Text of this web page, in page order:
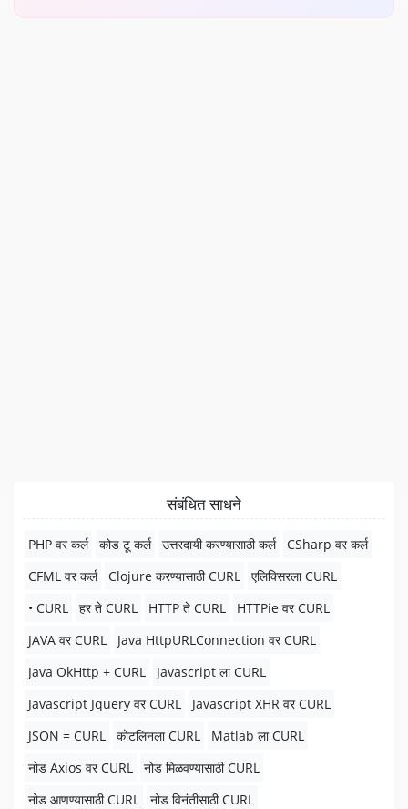
संबंधित साधने
PHP वर कर्ल कोड टू कर्ल उत्तरदायी करण्यासाठी कर्ल
CSharp वर कर्ल
CFML वर कर्ल
Clojure करण्यासाठी CURL
एलिक्सिरला CURL
• CURL
हर ते CURL HTTP ते CURL
HTTPie वर CURL
JAVA वर CURL
Java HttpURLConnection वर CURL
Java OkHttp + CURL
Javascript ला CURL
Javascript Jquery वर CURL
Javascript XHR वर CURL
JSON = CURL
कोटलिनला CURL
Matlab ला CURL
नोड Axios वर CURL
नोड मिळवण्यासाठी CURL
नोड आणण्यासाठी CURL
नोड विनंतीसाठी CURL